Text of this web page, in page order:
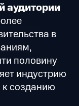
аудитории
в
половину
индустрию
созданию